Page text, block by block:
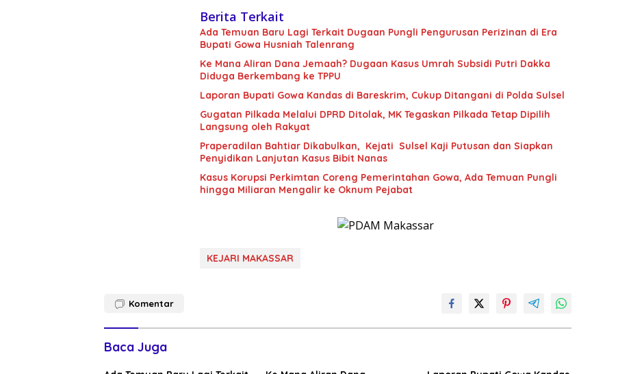
Berita Terkait
Ada Temuan Baru Lagi Terkait Dugaan Pungli Pengurusan Perizinan di Era
Bupati Gowa Husniah Talenrang
Ke Mana Aliran Dana Jemaah? Dugaan Kasus Umrah Subsidi Putri Dakka
Diduga Berkembang ke TPPU
Laporan Bupati Gowa Kandas di Bareskrim, Cukup Ditangani di Polda Sulsel
Gugatan Pilkada Melalui DPRD Ditolak, MK Tegaskan Pilkada Tetap Dipilih
Langsung oleh Rakyat
Praperadilan Bahtiar Dikabulkan, Kejati Sulsel Kaji Putusan dan Siapkan
Penyidikan Lanjutan Kasus Bibit Nanas
Kasus Korupsi Perkimtan Coreng Pemerintahan Gowa, Ada Temuan Pungli
hingga Miliaran Mengalir ke Oknum Pejabat
KEJARI MAKASSAR
Komentar
Baca Juga